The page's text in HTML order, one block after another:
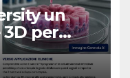
un
per
cancro